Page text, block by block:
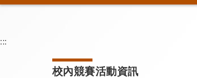
:::
校內競賽活動資訊